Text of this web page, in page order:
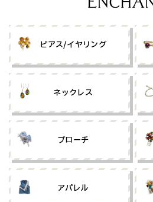
カートを見る
お気に入り
MEMBER
LOGIN
ピアス/イヤリング
ネックレス
ブローチ
アパレル